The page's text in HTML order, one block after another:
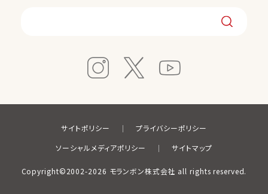
Copyright©2002-2026 モランボン株式会社 all rights reserved.
サイトポリシー
プライバシーポリシー
ソーシャルメディアポリシー
サイトマップ